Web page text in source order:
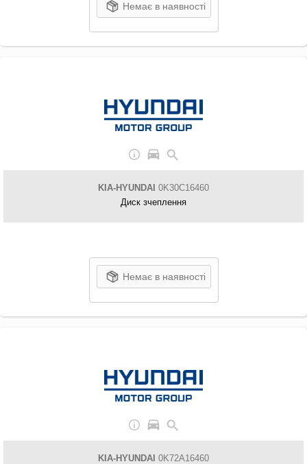
Немає в наявності
KIA-HYUNDAI 0K30C16460
Диск зчеплення
Немає в наявності
KIA-HYUNDAI 0K72A16460